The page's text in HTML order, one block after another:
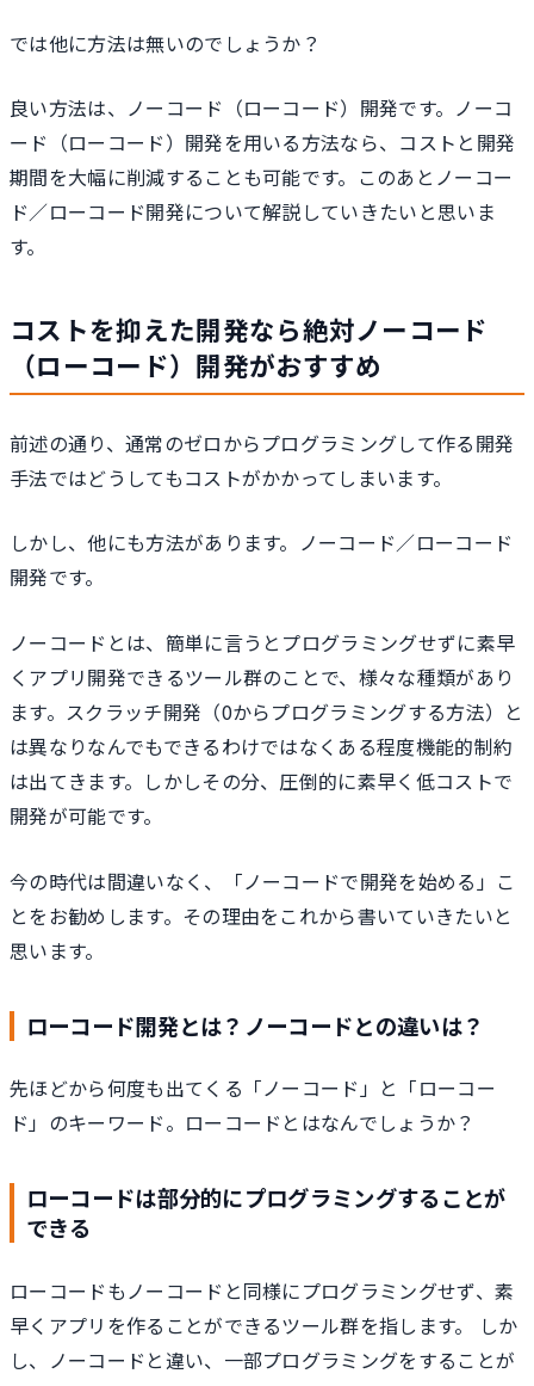
では他に方法は無いのでしょうか？
良い方法は、ノーコード（ローコード）開発です。ノーコ
ード（ローコード）開発を用いる方法なら、コストと開発
期間を大幅に削減することも可能です。このあとノーコー
ド／ローコード開発について解説していきたいと思いま
す。
コストを抑えた開発なら絶対ノーコード
（ローコード）開発がおすすめ
前述の通り、通常のゼロからプログラミングして作る開発
手法ではどうしてもコストがかかってしまいます。
しかし、他にも方法があります。ノーコード／ローコード
開発です。
ノーコードとは、簡単に言うとプログラミングせずに素早
くアプリ開発できるツール群のことで、様々な種類があり
ます。スクラッチ開発（0からプログラミングする方法）と
は異なりなんでもできるわけではなくある程度機能的制約
は出てきます。しかしその分、圧倒的に素早く低コストで
開発が可能です。
今の時代は間違いなく、「ノーコードで開発を始める」こ
とをお勧めします。その理由をこれから書いていきたいと
思います。
ローコード開発とは？ノーコードとの違いは？
先ほどから何度も出てくる「ノーコード」と「ローコー
ド」のキーワード。ローコードとはなんでしょうか？
ローコードは部分的にプログラミングすることが
できる
ローコードもノーコードと同様にプログラミングせず、素
早くアプリを作ることができるツール群を指します。 しか
し、ノーコードと違い、一部プログラミングをすることが